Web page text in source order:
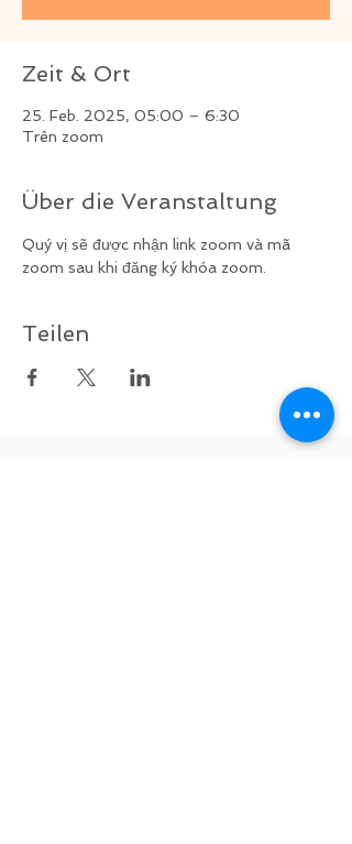
Zeit & Ort
25. Feb. 2025, 05:00 – 6:30
Trên zoom
Über die Veranstaltung
Quý vị sẽ được nhận link zoom và mã
zoom sau khi đăng ký khóa zoom.
Teilen